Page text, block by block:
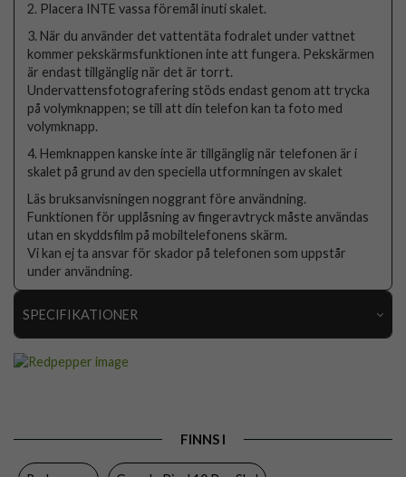
2. Placera INTE vassa föremål inuti skalet.
3. När du använder det vattentäta fodralet under vattnet
kommer pekskärmsfunktionen inte att fungera. Pekskärmen
är endast tillgänglig när det är torrt.
Undervattensfotografering stöds endast genom att trycka
på volymknappen; se till att din telefon kan ta foto med
volymknapp.
4. Hemknappen kanske inte är tillgänglig när telefonen är i
skalet på grund av den speciella utformningen av skalet
Läs bruksanvisningen noggrant före användning.
Funktionen för upplåsning av fingeravtryck måste användas
utan en skyddsfilm på mobiltelefonens skärm.
Vi kan ej ta ansvar för skador på telefonen som uppstår
under användning.
SPECIFIKATIONER
Inbyggt skärmskydd, Stöttålig, Vattentålig
FINNS I